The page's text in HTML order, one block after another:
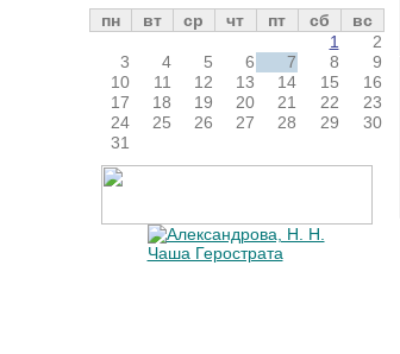
пн вт ср чт пт сб
вс
1
2
3
4 5 6 7 8
9
10
11 12 13 14 15
16
17
18 19 20 21 22
23
24
25 26 27 28 29
30
31